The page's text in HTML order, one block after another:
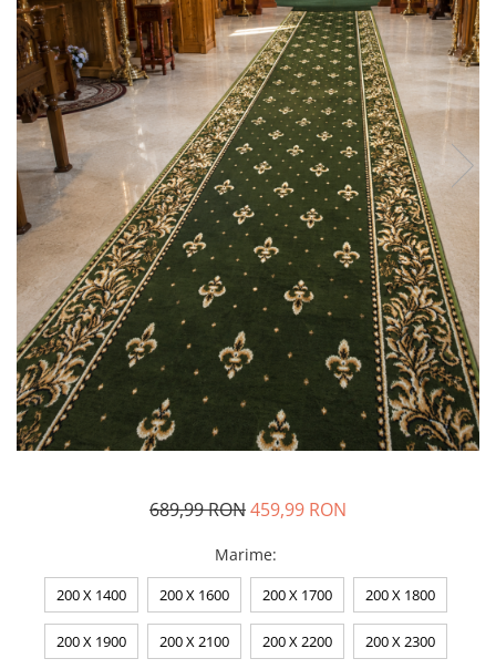
689,99 RON459,99 RON
Marime:
200 X 1400 200 X 1600 200 X 1700 200 X 1800
200 X 1900 200 X 2100 200 X 2200 200 X 2300